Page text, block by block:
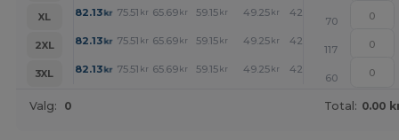
XL
82.13kr 75.51 kr 65.69 kr 59.15 kr 49.25 kr 42.70
70
2XL
82.13kr 75.51 kr 65.69 kr 59.15 kr 49.25 kr 42.70
117
3XL
82.13kr 75.51 kr 65.69 kr 59.15 kr 49.25 kr 42.70
60
Valg: 0 Total: 0.00